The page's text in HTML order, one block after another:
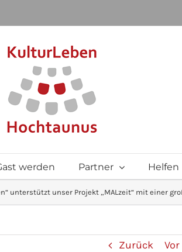
werden Partner Helfen
unterstützt unser Projekt „MALzeit“ mit einer
Zurück Vor